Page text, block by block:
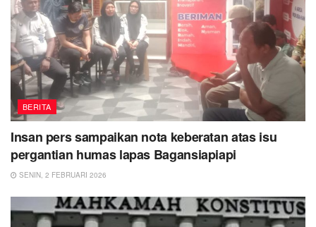
BERITA
Insan pers sampaikan nota keberatan atas isu
pergantian humas lapas Bagansiapiapi
SENIN, 2 FEBRUARI 2026